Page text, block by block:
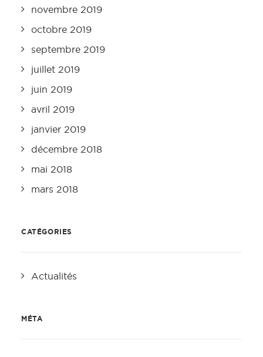
novembre 2019
octobre 2019
septembre 2019
juillet 2019
juin 2019
avril 2019
janvier 2019
décembre 2018
mai 2018
mars 2018
CATÉGORIES
Actualités
MÉTA